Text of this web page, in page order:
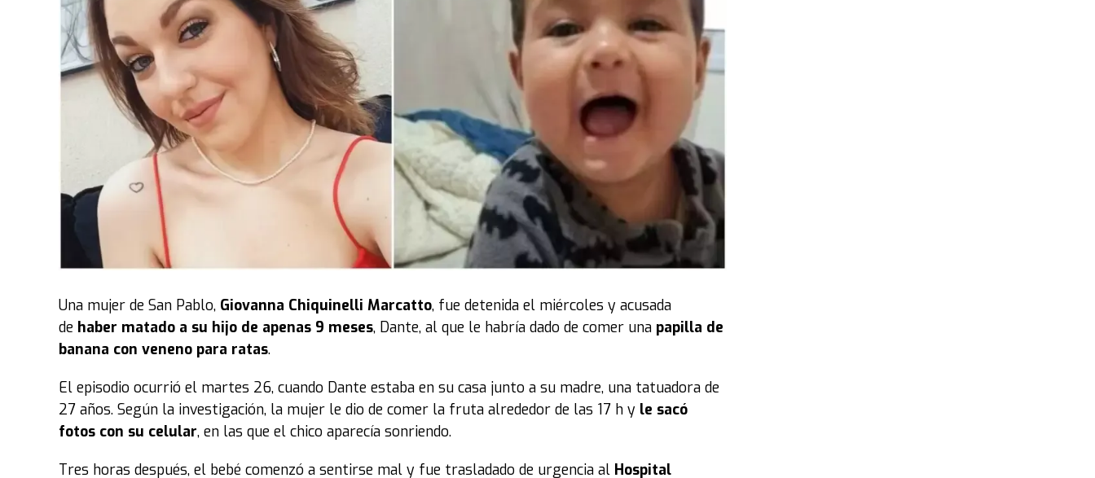
Una mujer de San Pablo, Giovanna Chiquinelli Marcatto, fue detenida el miércoles y acusada
de haber matado a su hijo de apenas 9 meses, Dante, al que le habría dado de comer una papilla de
banana con veneno para ratas.
El episodio ocurrió el martes 26, cuando Dante estaba en su casa junto a su madre, una tatuadora de
27 años. Según la investigación, la mujer le dio de comer la fruta alrededor de las 17 h y le sacó
fotos con su celular, en las que el chico aparecía sonriendo.
Tres horas después, el bebé comenzó a sentirse mal y fue trasladado de urgencia al Hospital